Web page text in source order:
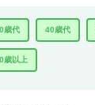
歳代 40歳代
歳以上